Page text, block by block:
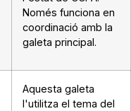
Només funciona en
coordinació amb la
galeta principal.
Aquesta galeta
l'utilitza el tema del